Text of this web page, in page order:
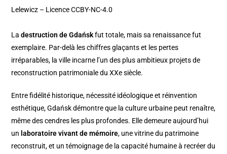
Lelewicz – Licence CCBY-NC-4.0
Ladestruction de Gdańskfut totale, mais sa renaissance fut
exemplaire. Par-delà les chiffres glaçants et les pertes
irréparables, la ville incarne l’un des plus ambitieux projets de
reconstruction patrimoniale du XXe siècle.
Entre fidélité historique, nécessité idéologique et réinvention
esthétique, Gdańsk démontre que la culture urbaine peut renaître,
même des cendres les plus profondes. Elle demeure aujourd’hui
un laboratoire vivant de mémoire, une vitrine du patrimoine
reconstruit, et un témoignage de la capacité humaine à recréer du